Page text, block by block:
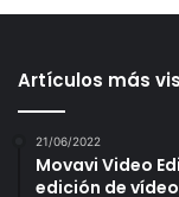
Artículos más
21/06/2022
Movavi Video
edición de vídeo